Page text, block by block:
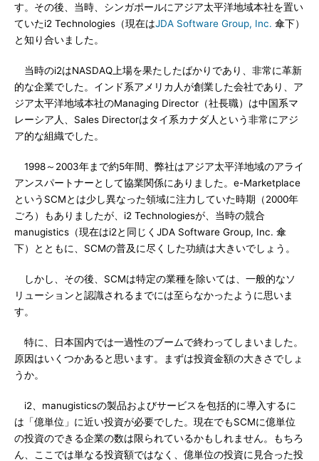
す。その後、当時、シンガポールにアジア太平洋地域本社を置い
ていたi2 Technologies（現在はJDA Software Group, Inc. 傘下）
と知り合いました。
当時のi2はNASDAQ上場を果たしたばかりであり、非常に革新
的な企業でした。インド系アメリカ人が創業した会社であり、ア
ジア太平洋地域本社のManaging Director（社長職）は中国系マ
レーシア人、Sales Directorはタイ系カナダ人という非常にアジ
ア的な組織でした。
1998～2003年まで約5年間、弊社はアジア太平洋地域のアライ
アンスパートナーとして協業関係にありました。e-Marketplace
というSCMとは少し異なった領域に注力していた時期（2000年
ごろ）もありましたが、i2 Technologiesが、当時の競合
manugistics（現在はi2と同じくJDA Software Group, Inc. 傘
下）とともに、SCMの普及に尽くした功績は大きいでしょう。
しかし、その後、SCMは特定の業種を除いては、一般的なソ
リューションと認識されるまでには至らなかったように思いま
す。
特に、日本国内では一過性のブームで終わってしまいました。
原因はいくつかあると思います。まずは投資金額の大きさでしょ
うか。
i2、manugisticsの製品およびサービスを包括的に導入するに
は「億単位」に近い投資が必要でした。現在でもSCMに億単位
の投資のできる企業の数は限られているかもしれません。もちろ
ん、ここでは単なる投資額ではなく、億単位の投資に見合った投